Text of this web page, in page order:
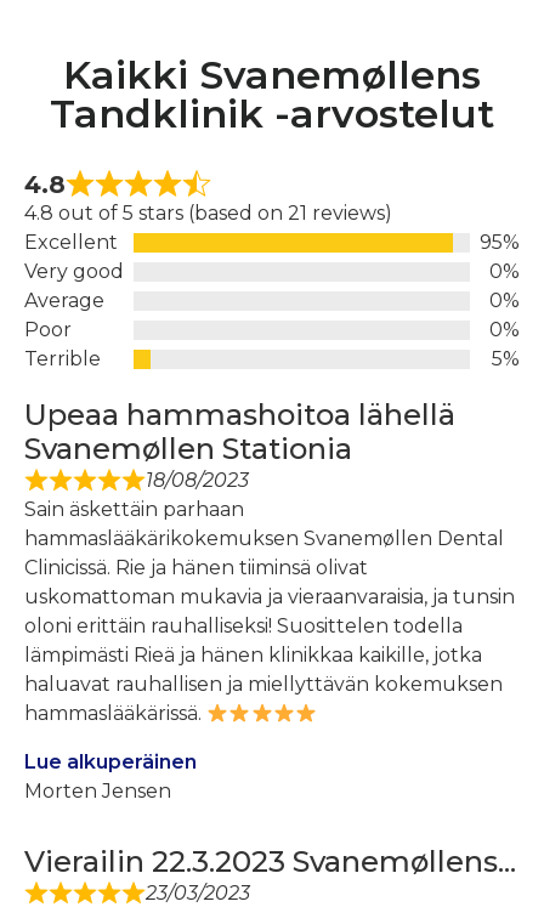
Kaikki Svanemøllens
Tandklinik -arvostelut
4.8
4.8 out of 5 stars (based on 21 reviews)
Excellent
95%
Very good
0%
Average
0%
Poor
0%
Terrible
5%
Upeaa hammashoitoa lähellä
Svanemøllen Stationia
18/08/2023
Sain äskettäin parhaan
hammaslääkärikokemuksen Svanemøllen Dental
Clinicissä. Rie ja hänen tiiminsä olivat
uskomattoman mukavia ja vieraanvaraisia, ja tunsin
oloni erittäin rauhalliseksi! Suosittelen todella
lämpimästi Rieä ja hänen klinikkaa kaikille, jotka
haluavat rauhallisen ja miellyttävän kokemuksen
hammaslääkärissä.
Lue alkuperäinen
Morten Jensen
Vierailin 22.3.2023 Svanemøllens...
23/03/2023